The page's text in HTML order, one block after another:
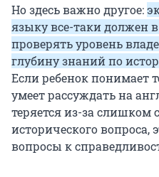
Но здесь важно другое:
языку все-таки должен
проверять уровень
глубину знаний по
Если ребенок понимает
умеет рассуждать на
теряется из-за слишком
исторического вопроса,
вопросы к